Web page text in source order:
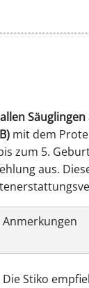
allen
mit dem
zum 5.
aus.
Anmerkungen
Die Stiko